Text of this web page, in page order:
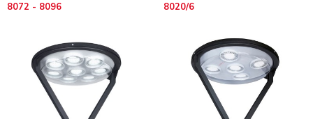
8072 - 8096 8020/6